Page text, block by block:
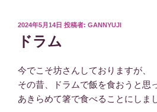
投
稿
2024年5月14日 投稿者: GANNYUJI
ドラム
今でこそ坊さんしておりますが、
その昔、ドラムで飯を食おうと思
あきらめて箸で食べることにしま